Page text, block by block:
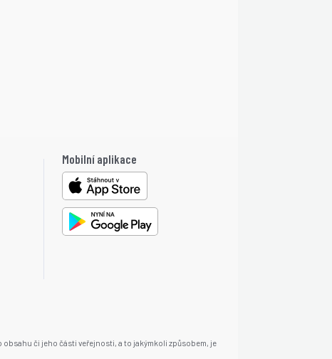
Mobilní aplikace
či jeho části veřejnosti, a to jakýmkoli způsobem, je